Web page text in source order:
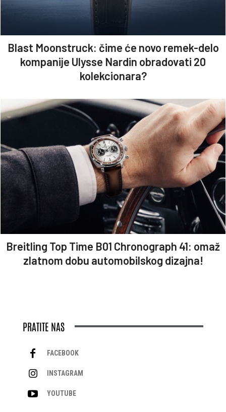
Blast Moonstruck: čime će novo remek-delo
kompanije Ulysse Nardin obradovati 20
kolekcionara?
Breitling Top Time B01 Chronograph 41: omaž
zlatnom dobu automobilskog dizajna!
PRATITE NAS
FACEBOOK
INSTAGRAM
YOUTUBE